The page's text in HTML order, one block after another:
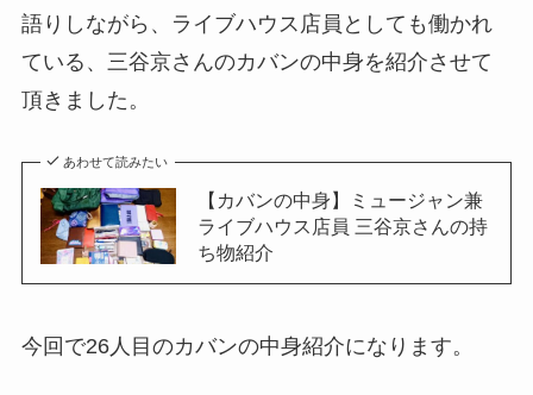
語りしながら、ライブハウス店員としても働かれ
ている、三谷京さんのカバンの中身を紹介させて
頂きました。
あわせて読みたい
【カバンの中身】ミュージャン兼
ライブハウス店員 三谷京さんの持
ち物紹介
今回で26人目のカバンの中身紹介になります。